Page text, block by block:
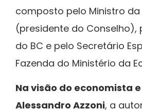
composto pelo Ministro da
(presidente do Conselho),
do BC e pelo Secretário
Fazenda do Ministério da
Na visão do economista
Alessandro Azzoni, a